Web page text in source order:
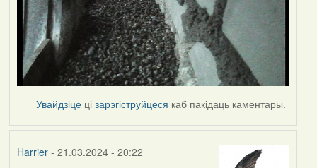
Увайдзіце цізарэгіструйцеся каб пакідаць каментары.
Harrier- 21.03.2024 - 20:22